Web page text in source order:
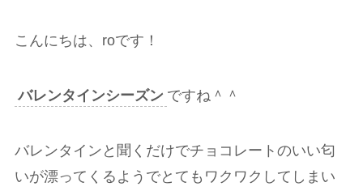
こんにちは、roです！
バレンタインシーズン ですね＾＾
バレンタインと聞くだけでチョコレートのいい匂
いが漂ってくるようでとてもワクワクしてしまい